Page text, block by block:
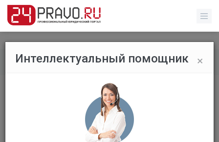
Все вопросы / Без указания категории
Больничный с ребёнком
Стоимость: 79 руб
Вопрос уже решен
×
Интеллектуальный помощник